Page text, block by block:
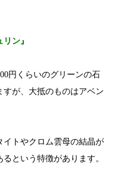
リン』
円くらいのグリーンの石
が、大抵のものはアベン
イトやクロム雲母の結晶が
という特徴があります。